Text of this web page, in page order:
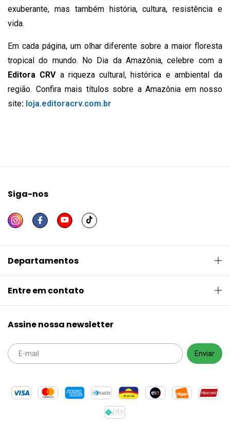
exuberante, mas também história, cultura, resistência e
vida.
Em cada página, um olhar diferente sobre a maior floresta
tropical do mundo. No Dia da Amazônia, celebre com a
Editora CRVa riqueza cultural, histórica e ambiental da
região. Confira mais títulos sobre a Amazônia em nosso
site: loja.editoracrv.com.br
Siga-nos
Departamentos
Entre em contato
Assine nossa newsletter